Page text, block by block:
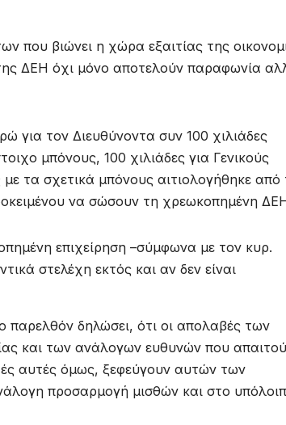
που βιώνει η χώρα εξαιτίας της
ΔΕΗ όχι μόνο αποτελούν παραφωνία
για τον Διευθύνοντα συν 100 χιλιάδες
μπόνους, 100 χιλιάδες για Γενικούς
με τα σχετικά μπόνους αιτιολογήθηκε από
να σώσουν τη χρεωκοπημένη
επιχείρηση –σύμφωνα με τον κυρ.
στελέχη εκτός και αν δεν είναι
παρελθόν δηλώσει, ότι οι απολαβές των
και των ανάλογων ευθυνών που
αυτές όμως, ξεφεύγουν αυτών των
προσαρμογή μισθών και στο